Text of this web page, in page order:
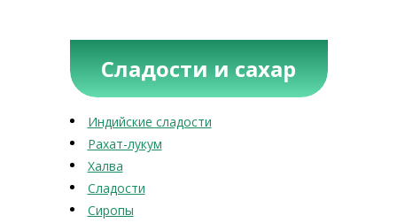
Сладости и сахар
Индийские сладости
Рахат-лукум
Халва
Сладости
Сиропы